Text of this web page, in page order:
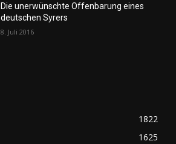
Die unerwünschte Offenbarung eines
deutschen Syrers
8. Juli 2016
1822
1625